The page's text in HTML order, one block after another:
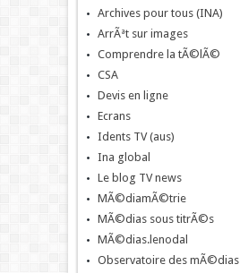
Archives pour tous (INA)
ArrÃªt sur images
Comprendre la tÃ©lÃ©
CSA
Devis en ligne
Ecrans
Idents TV (aus)
Ina global
Le blog TV news
MÃ©diamÃ©trie
MÃ©dias sous titrÃ©s
MÃ©dias.lenodal
Observatoire des mÃ©dias